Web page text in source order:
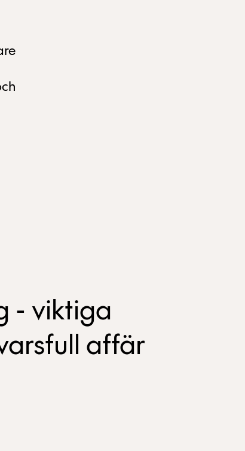
- viktiga
affär